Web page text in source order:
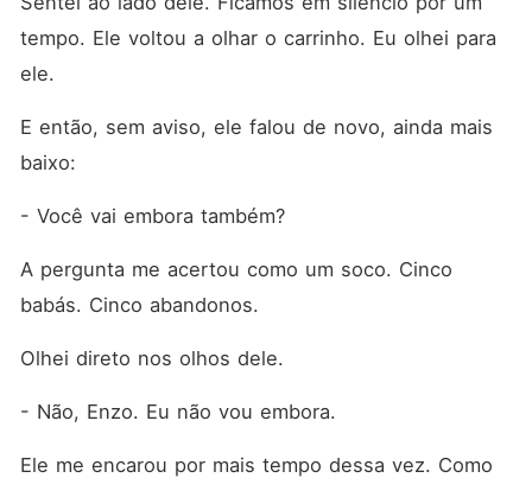
tempo. Ele voltou a olhar o carrinho. Eu olhei para
ele.
E então, sem aviso, ele falou de novo, ainda mais
baixo:
- Você vai embora também?
A pergunta me acertou como um soco. Cinco
babás. Cinco abandonos.
Olhei direto nos olhos dele.
- Não, Enzo. Eu não vou embora.
Ele me encarou por mais tempo dessa vez. Como